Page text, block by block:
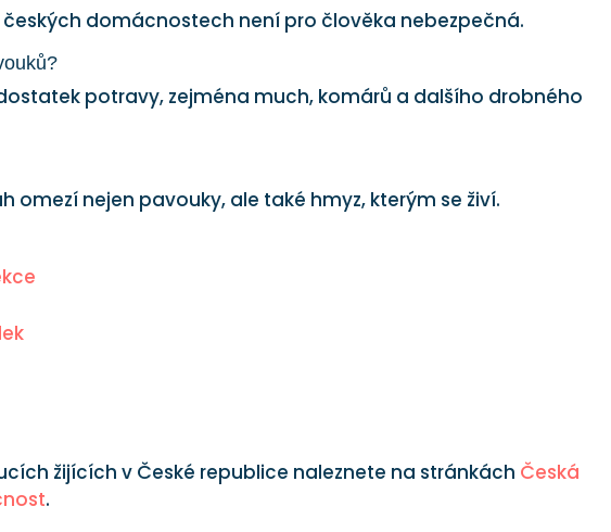
domácnostech není pro člověka nebezpečná.
potravy, zejména much, komárů a dalšího drobného
omezí nejen pavouky, ale také hmyz, kterým se živí.
žijících v České republice naleznete na stránkách Česká
.